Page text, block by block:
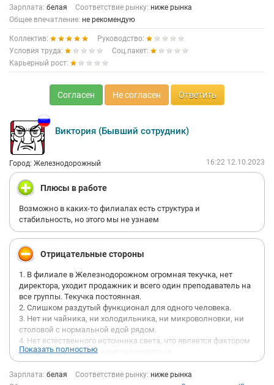
за одного, не важно что ты выполняешь не свою работу
платить тебе не положено, команда и взаимовыручка, но
работает это только в сторону к начальству, на твои проблемы
всем пофиг))
Начальство относится ко всем как к расходному материалу,
использовали и выбросили, о всех проблемах знаем, но не
будем с этим делать ровным счетом ничего, если хотите-
решайте сами, желательно бесплатно или за свой счет.
Позиционируют себя как компания номер 1, но эта компания
номер 1 не согласовывает химчистку стульев для детей, и
элементарные лавки в коридор, чтобы дети на полу не
сидели.
Все процессы не отлажены, сервисы постоянно не работают,
но компании это не интересно, интересно срубить как можно
больше денег, без затрат
При увольнении никто даже не спросит причину, потому что
Зарплата: белая Соответствие рынку: ниже рынка
Общее впечатление: не рекомендую
Коллектив:
Руководство:
Условия труда:
Соц.пакет:
Карьерный рост:
Согласен Не согласен Ответить
Виктория (Бывший сотрудник)
Город: Железнодорожный 16:22 12.10.2023
Плюсы в работе
Возможно в каких-то филиалах есть структура и
стабильность, но этого мы не узнаем
Отрицательные стороны
1. В филиале в Железнодорожном огромная текучка, нет
директора, уходит продажник и всего один преподаватель на
все группы. Текучка постоянная.
2. Слишком раздутый функционал для одного человека.
3. Нет ни чайника, ни холодильника, ни микроволновки, ни
столовой с нормальной едой рядом.
4. Нет естественного источника света, что является фактором
вредности, и должно компенсироваться.
5. Есть рабочий телефон, на котором никогда нет денег.
6. Ненормированный скользящий график — по сути это работа
Показать полностью
Зарплата: белая Соответствие рынку: ниже рынка